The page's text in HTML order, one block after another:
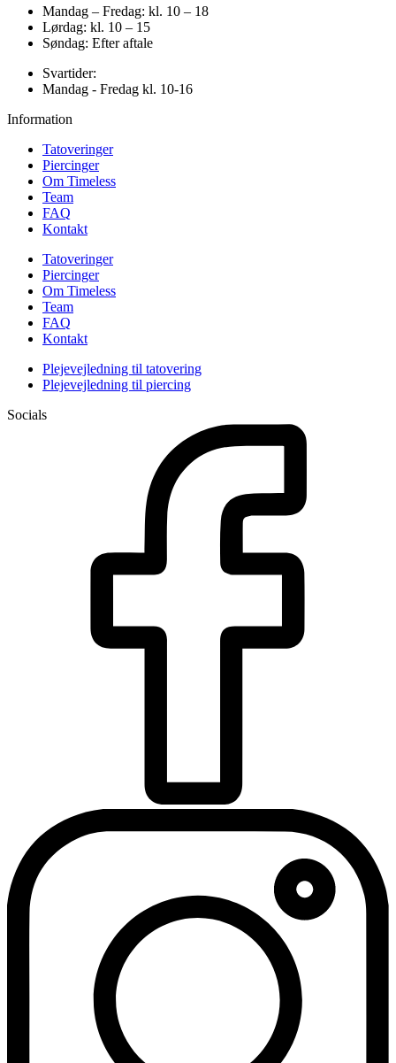
Mandag – Fredag: kl. 10 – 18
Lørdag: kl. 10 – 15
Søndag: Efter aftale
Svartider:
Mandag - Fredag kl. 10-16
Information
Tatoveringer
Piercinger
Om Timeless
Team
FAQ
Kontakt
Tatoveringer
Piercinger
Om Timeless
Team
FAQ
Kontakt
Plejevejledning til tatovering
Plejevejledning til piercing
Socials